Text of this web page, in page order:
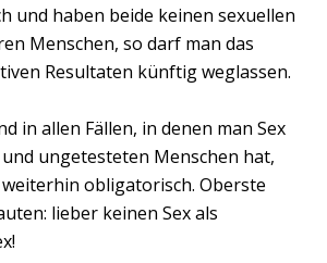
und haben beide keinen sexuellen
Menschen, so darf man das
Resultaten künftig weglassen.
in allen Fällen, in denen man Sex
ungetesteten Menschen hat,
obligatorisch. Oberste
lieber keinen Sex als